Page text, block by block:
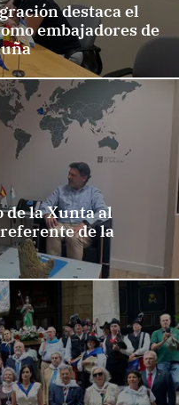
destaca el
embajadores de
de la Xunta al
de la